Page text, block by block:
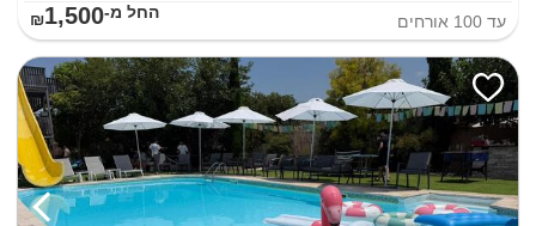
עד 100 אורחים החל מ-₪1,500